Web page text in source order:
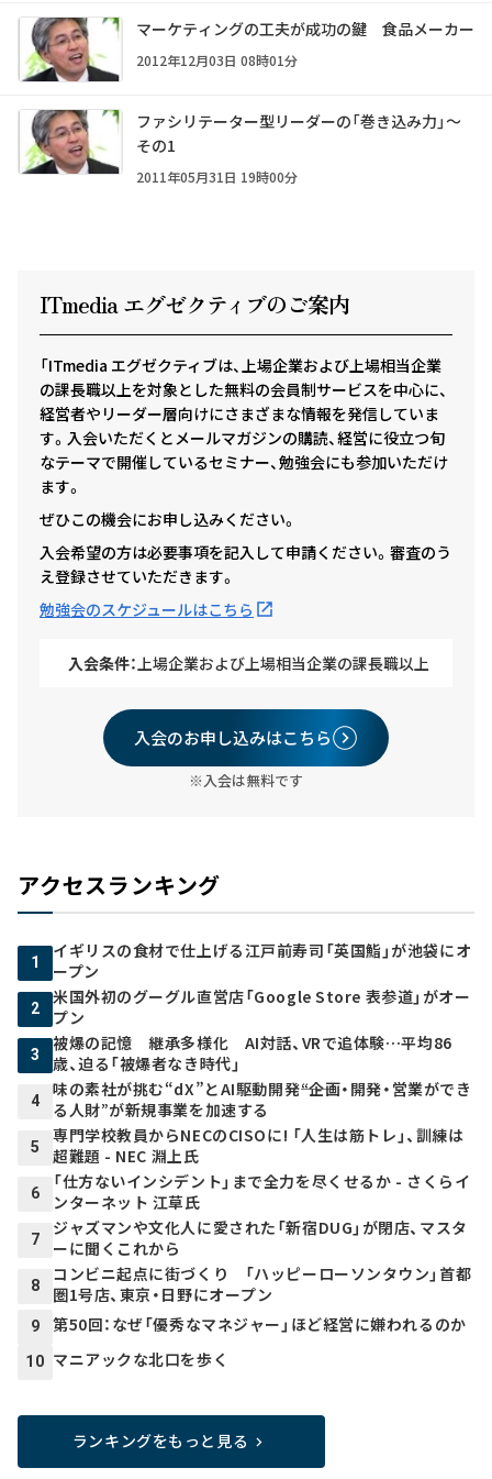
マーケティングの工夫が成功の鍵 食品メーカー
2012年12月03日 08時01分
ファシリテーター型リーダーの「巻き込み力」～
その1
2011年05月31日 19時00分
ITmedia エグゼクティ ブのご案内
「ITmedia エグゼクティブは、上場企業および上場相当企業
の課長職以上を対象とした無料の会員制サービスを中心に、
経営者やリーダー層向けにさまざまな情報を発信していま
す。入会いただくとメールマガジンの購読、経営に役立つ旬
なテーマで開催しているセミナー、勉強会にも参加いただけ
ます。
ぜひこの機会にお申し込みください。
入会希望の方は必要事項を記入して申請ください。審査のう
え登録させていただきます。
勉強会のスケジュールはこちら
入会条件： 上場企業および上場相当企業の課長職以上
入会のお申し込みはこちら
※入会は無料です
アクセスランキング
1
イギリスの食材で仕上げる江戸前寿司「英国鮨」が池袋にオ
ープン
2
米国外初のグーグル直営店「Google Store 表参道」がオー
プン
3
被爆の記憶 継承多様化 AI対話、VRで追体験…平均86
歳、迫る「被爆者なき時代」
4
味の素社が挑む“dX”とAI駆動開発――“企画・開発・営業ができ
る人財”が新規事業を加速する
5
専門学校教員からNECのCISOに! 「人生は筋トレ」、訓練は
超難題 - NEC 淵上氏
6
「仕方ないインシデント」まで全力を尽くせるか - さくらイ
ンターネット 江草氏
7
ジャズマンや文化人に愛された「新宿DUG」が閉店、マスタ
ーに聞くこれから
8
コンビニ起点に街づくり 「ハッピーローソンタウン」首都
圏1号店、東京・日野にオープン
9 第50回：なぜ「優秀なマネジャー」ほど経営に嫌われるのか
10 マニアックな北口を歩く
ランキングをもっと見る